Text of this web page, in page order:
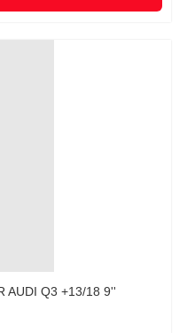
AUDI Q3 +13/18 9''